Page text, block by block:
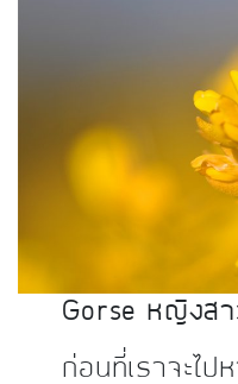
Gorse หญิงสา
ก่อนที่เราจะไปห